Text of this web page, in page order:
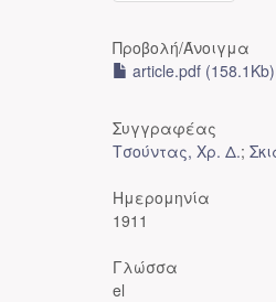
Προβολή/Άνοιγμα
article.pdf (158.1Kb)
Συγγραφέας
Τσούντας, Χρ. Δ.;
Ημερομηνία
1911
Γλώσσα
el